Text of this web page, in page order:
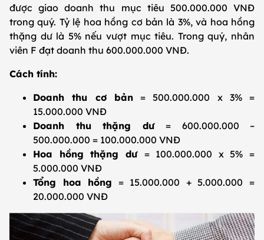
được giao doanh thu mục tiêu 500.000.000 VNĐ
trong quý. Tỷ lệ hoa hồng cơ bản là 3%, và hoa hồng
thặng dư là 5% nếu vượt mục tiêu. Trong quý, nhân
viên F đạt doanh thu 600.000.000 VNĐ.
Cách tính:
Doanh thu cơ bản= 500.000.000 x 3% =
15.000.000 VNĐ
Doanh thu thặng dư = 600.000.000 –
500.000.000 = 100.000.000 VNĐ
Hoa hồng thặng dư = 100.000.000 x 5% =
5.000.000 VNĐ
Tổng hoa hồng = 15.000.000 + 5.000.000 =
20.000.000 VNĐ